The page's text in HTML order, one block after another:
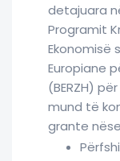
detajuara
Programit
Ekonomisë
Europiane
(BERZH)
mund të
grante